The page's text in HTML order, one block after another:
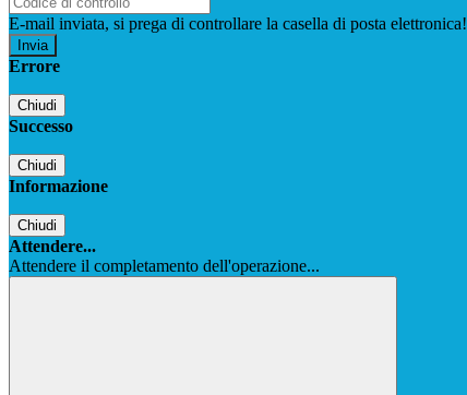
E-mail inviata, si prega di controllare la casella di posta elettronica!
Errore
Chiudi
Successo
Chiudi
Informazione
Chiudi
Attendere...
Attendere il completamento dell'operazione...